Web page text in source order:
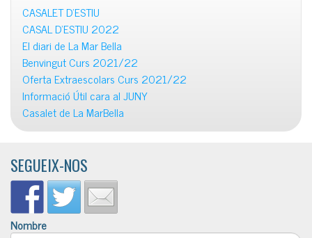
CASALET D’ESTIU
CASAL D’ESTIU 2022
El diari de La Mar Bella
Benvingut Curs 2021/22
Oferta Extraescolars Curs 2021/22
Informació Útil cara al JUNY
Casalet de La MarBella
SEGUEIX-NOS
Nombre